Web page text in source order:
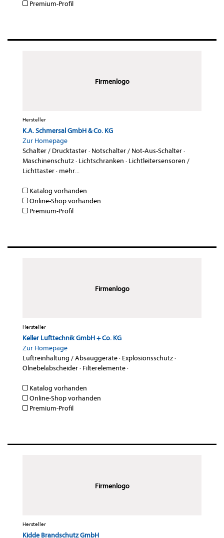
Premium-Profil
Firmenlogo
Hersteller
K.A. Schmersal GmbH & Co. KG
Zur Homepage
Schalter / Drucktaster· Notschalter / Not-Aus-Schalter·
Maschinenschutz· Lichtschranken · Lichtleitersensoren /
Lichttaster· mehr...
Katalog vorhanden
Online-Shop vorhanden
Premium-Profil
Firmenlogo
Hersteller
Keller Lufttechnik GmbH + Co. KG
Zur Homepage
Luftreinhaltung / Absauggeräte· Explosionsschutz·
Ölnebelabscheider· Filterelemente·
Katalog vorhanden
Online-Shop vorhanden
Premium-Profil
Firmenlogo
Hersteller
Kidde Brandschutz GmbH